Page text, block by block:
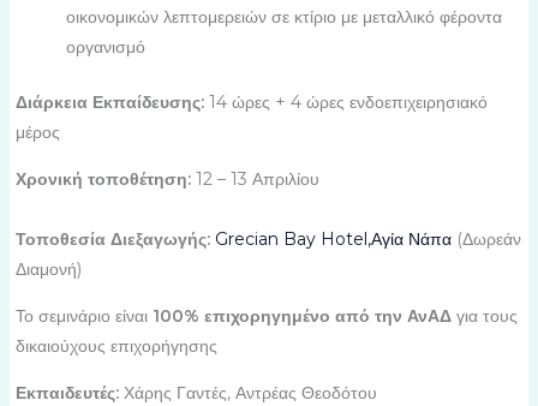
οικονομικών λεπτομερειών σε κτίριο με μεταλλικό φέροντα
οργανισμό
Διάρκεια Εκπαίδευσης:14 ώρες + 4 ώρες ενδοεπιχειρησιακό
μέρος
Χρονική τοποθέτηση:12 – 13 Απριλίου
Τοποθεσία Διεξαγωγής: Grecian Bay Hotel,Αγία Νάπα(Δωρεάν
Διαμονή)
Το σεμινάριο είναι 100% επιχορηγημένο από την ΑνΑΔγια τους
δικαιούχους επιχορήγησης
Εκπαιδευτές:Χάρης Γαντές, Αντρέας Θεοδότου